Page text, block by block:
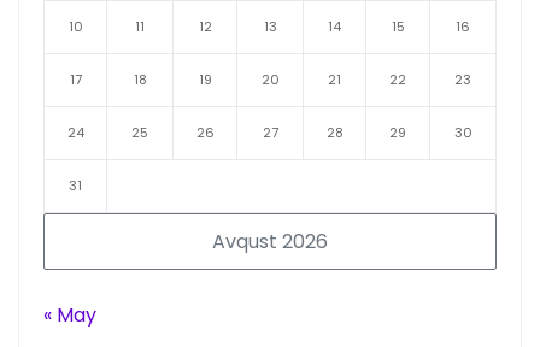
Avqust 2026
10 11 12 13 14 15 16
17 18 19 20 21 22 23
24 25 26 27 28 29 30
31
« May